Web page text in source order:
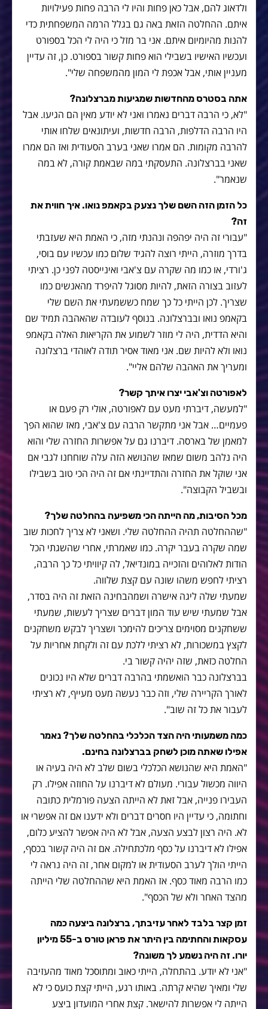
ולדאוג להם, אבל כאן פחות והיו לי הרבה פחות פעילויות
איתם. ההחלטה הזאת באה גם בגלל הרמה המשפחתית כדי
להנות מהיומיום איתם. אני בר מזל כי היה לי הכל בספורט
ועכשיו האישיו בשבילי הוא פחות קשור בספורט. כן, זה עדיין
מעניין אותי, אבל אכפת לי המון מהמשפחה שלי".
אתה בסטרס מהחדשות שמגיעות מברצלונה?
"לא, כי הרבה דברים נאמרו ואני לא יודע מאין הם הגיעו. אבל
היו הרבה הדלפות, הרבה חדשות, ועיתונאים שלחו אותי
להרבה מקומות. הם אמרו שאני בערב הסעודית ואז הם אמרו
שאני בברצלונה. התעסקתי במה שבאמת קורה, לא במה
שנאמר".
כל הזמן הזה השם שלך נצעק בקאמפ נואו. איך חווית את
זה?
"עבורי זה היה יפהפה ונהנתי מזה, כי האמת היא שעזבתי
בדרך מוזרה, הייתי רוצה להגיד שלום כמו עכשיו עם בוסי,
ג'ורדי, או כמו מה שקרה עם צ'אבי ואינייסטה לפני כן. רציתי
לעזוב בצורה הזאת, להיות מסוגל להיפרד מהאנשים כמו
שצריך. לכן הייתי כל כך שמח כששמעתי את השם שלי
בקאמפ נואו ובברצלונה. בנוסף לעובדה שהאהבה תמיד שם
והיא הדדית, היה לי מוזר לשמוע את הקריאות האלה בקאמפ
נואו ולא להיות שם. אני מאוד אסיר תודה לאוהדי ברצלונה
ומעריך את האהבה שלהם אליי".
לאפורטה וצ'אבי יצרו איתך קשר?
"למעשה, דיברתי מעט עם לאפורטה, אולי רק פעם או
פעמיים… אבל אני מתקשר הרבה עם צ'אבי, מאז שהוא הפך
למאמן של בארסה. דיברנו גם על אפשרות החזרה שלי והוא
היה נלהב משום שמאז שהנושא הזה עלה שוחחנו לגבי אם
אני שוקל את החזרה והתדיינתי אם זה היה הכי טוב בשבילו
ובשביל הקבוצה".
מכל הסיבות, מה הייתה הכי משפיעה בהחלטה שלך?
"שההחלטה תהיה ההחלטה שלי. ושאני לא צריך לחכות שוב
שמה שקרה בעבר יקרה. כמו שאמרתי, אחרי שהשגתי הכל
הודות לאלוהים והזכייה במונדיאל, לה קיוויתי כל כך הרבה,
רציתי לחפש משהו שונה עם קצת שלווה.
שמעתי שלה ליגה אישרה ושמהבחינה הזאת זה היה בסדר,
אבל שמעתי שיש עוד המון דברים שצריך לעשות, שמעתי
ששחקנים מסוימים צריכים להימכר ושצריך לבקש משחקנים
לקצץ במשכורות, לא רציתי ללכת עם זה ולקחת אחריות על
החלטה כזאת, שזה יהיה קשור בי.
בברצלונה כבר הואשמתי בהרבה דברים שלא היו נכונים
לאורך הקריירה שלי, וזה כבר נעשה מעט מעייף, לא רציתי
לעבור את כל זה שוב".
כמה משמעותי היה הצד הכלכלי בהחלטה שלך? נאמר
אפילו שאתה מוכן לשחק בברצלונה בחינם.
"האמת היא שהנושא הכלכלי בשום שלב לא היה בעיה או
היווה מכשול עבורי. מעולם לא דיברנו על החוזה אפילו. רק
העבירו פנייה, אבל זאת לא הייתה הצעה פורמלית כתובה
וחתומה, כי עדיין היו חסרים דברים ולא ידענו אם זה אפשרי או
לא. היה רצון לבצע הצעה, אבל לא היה אפשר להציע כלום,
אפילו לא דיברנו על כסף מלכתחילה. אם זה היה קשור בכסף,
הייתי הולך לערב הסעודית או למקום אחר, זה היה נראה לי
כמו הרבה מאוד כסף. אז האמת היא שההחלטה שלי הייתה
מהצד האחר ולא של הכסף".
זמן קצר בלבד לאחר עזיבתך, ברצלונה ביצעה כמה
עסקאות והחתימה בין היתר את פראן טורס ב-55 מיליון
יורו. זה היה נשמע לך משונה?
"אני לא יודע. בהתחלה, הייתי כאוב ומתוסכל מאוד מהעזיבה
שלי ומאיך שהיא קרתה. באותו רגע, הייתי קצת כועס כי לא
הייתה לי אפשרות להישאר. קצת אחרי המועדון ביצע